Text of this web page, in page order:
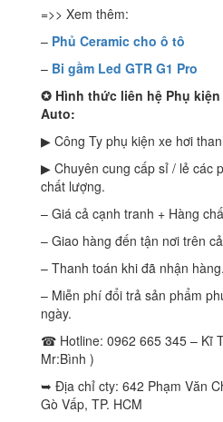
=>> Xem thêm:
– Phủ Ceramic cho ô tô
– Bi gầm Led GTR G1 Pro
✪ Hình thức liên hệ Phụ
Auto:
▶ Công Ty phụ kiện xe hơi
▶ Chuyên cung cấp sỉ / lẻ các
chất lượng.
– Giá cả cạnh tranh + Hàng
– Giao hàng đến tận nơi trên
– Thanh toán khi đã nhận hàng.
– Miễn phí đổi trả sản phẩm
ngày.
☎ Hotline: 0962 665 345 – Kĩ
Mr:Bình )
➥ Địa chỉ cty: 642 Phạm Văn
Gò Vấp, TP. HCM